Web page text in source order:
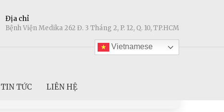
Địa chỉ
Bệnh Viện Medika 262 Đ. 3 Tháng 2, P. 12, Q. 10, TP.HCM
Vietnamese
TIN TỨC LIÊN HỆ